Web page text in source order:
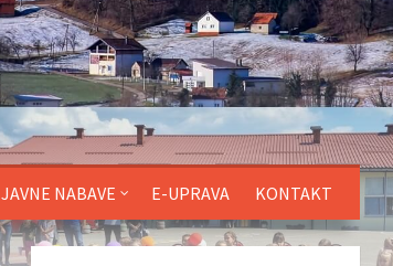
JAVNE NABAVE E-UPRAVA KONTAKT